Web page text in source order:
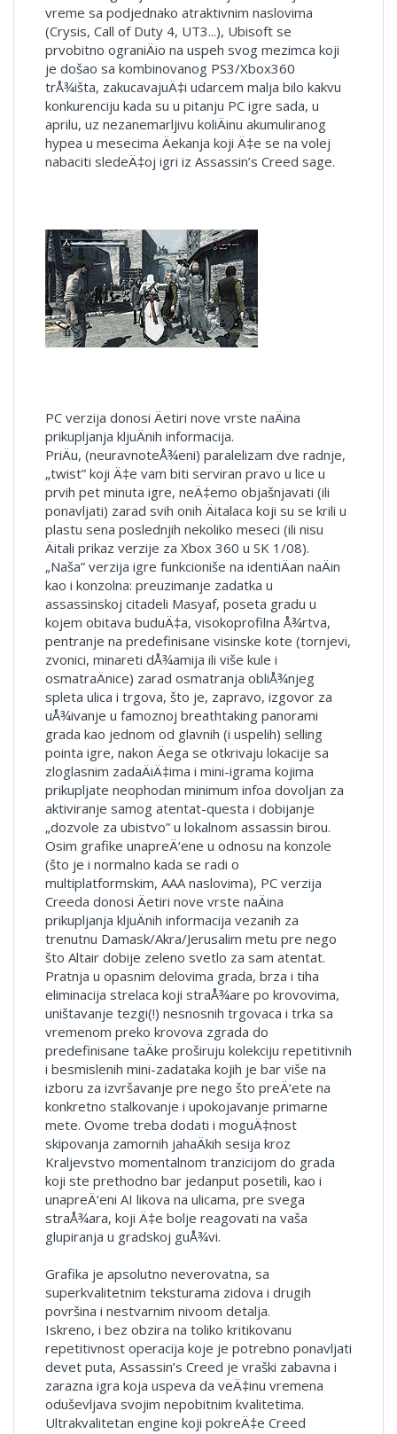
vreme sa podjednako atraktivnim naslovima
(Crysis, Call of Duty 4, UT3...), Ubisoft se
prvobitno ograniÄio na uspeh svog mezimca koji
je došao sa kombinovanog PS3/Xbox360
trÅ¾išta, zakucavajuÄ‡i udarcem malja bilo kakvu
konkurenciju kada su u pitanju PC igre sada, u
aprilu, uz nezanemarljivu koliÄinu akumuliranog
hypea u mesecima Äekanja koji Ä‡e se na volej
nabaciti sledeÄ‡oj igri iz Assassin’s Creed sage.
PC verzija donosi Äetiri nove vrste naÄina
prikupljanja kljuÄnih informacija.
PriÄu, (neuravnoteÅ¾eni) paralelizam dve radnje,
„twist” koji Ä‡e vam biti serviran pravo u lice u
prvih pet minuta igre, neÄ‡emo objašnjavati (ili
ponavljati) zarad svih onih Äitalaca koji su se krili u
plastu sena poslednjih nekoliko meseci (ili nisu
Äitali prikaz verzije za Xbox 360 u SK 1/08).
„Naša” verzija igre funkcioniše na identiÄan naÄin
kao i konzolna: preuzimanje zadatka u
assassinskoj citadeli Masyaf, poseta gradu u
kojem obitava buduÄ‡a, visokoprofilna Å¾rtva,
pentranje na predefinisane visinske kote (tornjevi,
zvonici, minareti dÅ¾amija ili više kule i
osmatraÄnice) zarad osmatranja obliÅ¾njeg
spleta ulica i trgova, što je, zapravo, izgovor za
uÅ¾ivanje u famoznoj breathtaking panorami
grada kao jednom od glavnih (i uspelih) selling
pointa igre, nakon Äega se otkrivaju lokacije sa
zloglasnim zadaÄiÄ‡ima i mini-igrama kojima
prikupljate neophodan minimum infoa dovoljan za
aktiviranje samog atentat-questa i dobijanje
„dozvole za ubistvo” u lokalnom assassin birou.
Osim grafike unapreÄ‘ene u odnosu na konzole
(što je i normalno kada se radi o
multiplatformskim, AAA naslovima), PC verzija
Creeda donosi Äetiri nove vrste naÄina
prikupljanja kljuÄnih informacija vezanih za
trenutnu Damask/Akra/Jerusalim metu pre nego
što Altair dobije zeleno svetlo za sam atentat.
Pratnja u opasnim delovima grada, brza i tiha
eliminacija strelaca koji straÅ¾are po krovovima,
uništavanje tezgi(!) nesnosnih trgovaca i trka sa
vremenom preko krovova zgrada do
predefinisane taÄke proširuju kolekciju repetitivnih
i besmislenih mini-zadataka kojih je bar više na
izboru za izvršavanje pre nego što preÄ‘ete na
konkretno stalkovanje i upokojavanje primarne
mete. Ovome treba dodati i moguÄ‡nost
skipovanja zamornih jahaÄkih sesija kroz
Kraljevstvo momentalnom tranzicijom do grada
koji ste prethodno bar jedanput posetili, kao i
unapreÄ‘eni AI likova na ulicama, pre svega
straÅ¾ara, koji Ä‡e bolje reagovati na vaša
glupiranja u gradskoj guÅ¾vi.
Grafika je apsolutno neverovatna, sa
superkvalitetnim teksturama zidova i drugih
površina i nestvarnim nivoom detalja.
Iskreno, i bez obzira na toliko kritikovanu
repetitivnost operacija koje je potrebno ponavljati
devet puta, Assassin’s Creed je vraški zabavna i
zarazna igra koja uspeva da veÄ‡inu vremena
oduševljava svojim nepobitnim kvalitetima.
Ultrakvalitetan engine koji pokreÄ‡e Creed